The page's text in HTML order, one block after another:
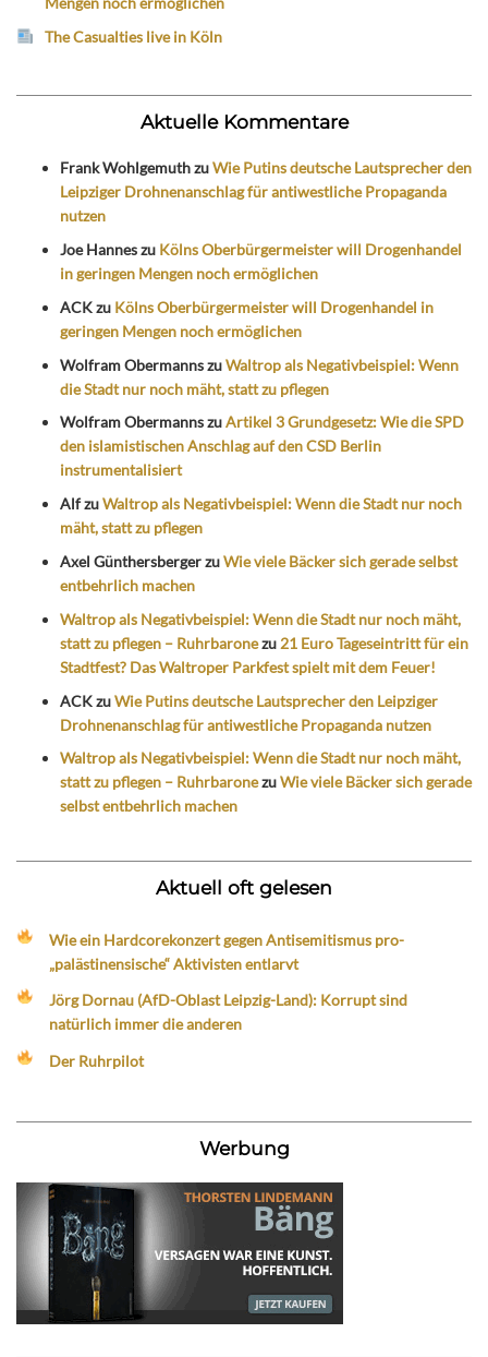
The Casualties live in Köln
Aktuelle Kommentare
Frank WohlgemuthzuWie Putins deutsche Lautsprecher den
Leipziger Drohnenanschlag für antiwestliche Propaganda
nutzen
Joe Hanneszu Kölns Oberbürgermeister will Drogenhandel
in geringen Mengen noch ermöglichen
ACKzu Kölns Oberbürgermeister will Drogenhandel in
geringen Mengen noch ermöglichen
Wolfram ObermannszuWaltrop als Negativbeispiel: Wenn
die Stadt nur noch mäht, statt zu pflegen
Wolfram ObermannszuArtikel 3 Grundgesetz: Wie die SPD
den islamistischen Anschlag auf den CSD Berlin
instrumentalisiert
AlfzuWaltrop als Negativbeispiel: Wenn die Stadt nur noch
mäht, statt zu pflegen
Axel GünthersbergerzuWie viele Bäcker sich gerade selbst
entbehrlich machen
Waltrop als Negativbeispiel: Wenn die Stadt nur noch mäht,
statt zu pflegen – Ruhrbaronezu 21 Euro Tageseintritt für ein
Stadtfest? Das Waltroper Parkfest spielt mit dem Feuer!
ACKzuWie Putins deutsche Lautsprecher den Leipziger
Drohnenanschlag für antiwestliche Propaganda nutzen
Waltrop als Negativbeispiel: Wenn die Stadt nur noch mäht,
statt zu pflegen – RuhrbaronezuWie viele Bäcker sich gerade
selbst entbehrlich machen
Aktuell oft gelesen
Wie ein Hardcorekonzert gegen Antisemitismus pro-
„palästinensische“ Aktivisten entlarvt
Jörg Dornau (AfD-Oblast Leipzig-Land): Korrupt sind
natürlich immer die anderen
Der Ruhrpilot
Werbung